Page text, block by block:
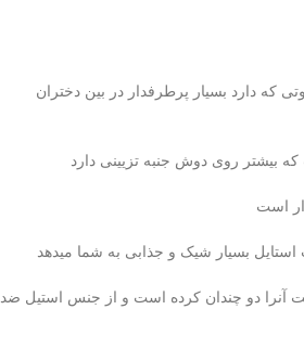
که دارد بسیار پرطرفدار در بین دختران
بیشتر روی دوش جنبه تزیینی دارد
است
استایل بسیار شیک و جذابی به شما میدهد
آنرا دو چندان کرده است و از جنس استیل ضد